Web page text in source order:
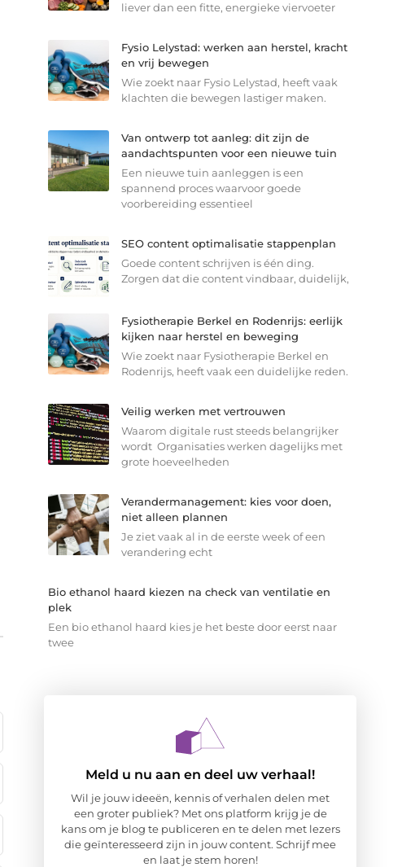
liever dan een fitte, energieke viervoeter
Fysio Lelystad: werken aan herstel, kracht
en vrij bewegen
Wie zoekt naar Fysio Lelystad, heeft vaak
klachten die bewegen lastiger maken.
Van ontwerp tot aanleg: dit zijn de
aandachtspunten voor een nieuwe tuin
Een nieuwe tuin aanleggen is een
spannend proces waarvoor goede
voorbereiding essentieel
SEO content optimalisatie stappenplan
Goede content schrijven is één ding.
Zorgen dat die content vindbaar, duidelijk,
Fysiotherapie Berkel en Rodenrijs: eerlijk
kijken naar herstel en beweging
Wie zoekt naar Fysiotherapie Berkel en
Rodenrijs, heeft vaak een duidelijke reden.
Veilig werken met vertrouwen
Waarom digitale rust steeds belangrijker
wordt Organisaties werken dagelijks met
grote hoeveelheden
Verandermanagement: kies voor doen,
niet alleen plannen
Je ziet vaak al in de eerste week of een
verandering echt
Bio ethanol haard kiezen na check van ventilatie en
plek
Een bio ethanol haard kies je het beste door eerst naar
twee
Meld u nu aan en deel uw verhaal!
Wil je jouw ideeën, kennis of verhalen delen met
een groter publiek? Met ons platform krijg je de
kans om je blog te publiceren en te delen met lezers
die geïnteresseerd zijn in jouw content. Schrijf mee
en laat je stem horen!